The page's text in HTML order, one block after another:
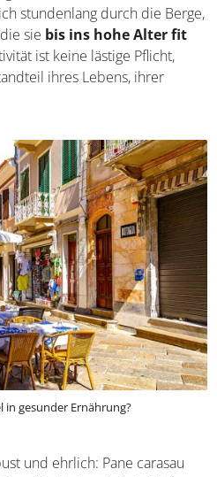
der seit
ist. Die Pastori –
stundenlang durch die
die sie
bis ins hohe
gesunder Ernährung?